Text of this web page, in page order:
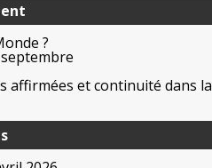
?
affirmées et continuité dans la